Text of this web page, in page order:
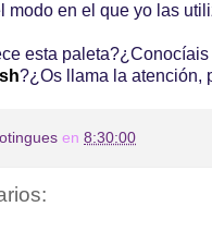
modo en el que yo las
esta
?¿Os llama la atención,
en 8:30:00